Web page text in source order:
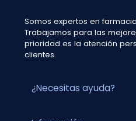
Somos expertos en
Trabajamos para las
prioridad es la atención
clientes.
¿Necesitas ayuda?